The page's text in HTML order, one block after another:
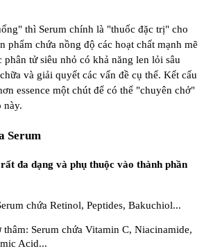
thì Serum chính là "thuốc đặc trị" cho
phẩm chứa nồng độ các hoạt chất mạnh mẽ
phân tử siêu nhỏ có khả năng len lỏi sâu
và giải quyết các vấn đề cụ thể. Kết cấu
essence một chút để có thể "chuyên chở"
này.
Serum
đa dạng và phụ thuộc vào thành phần
chứa Retinol, Peptides, Bakuchiol...
thâm: Serum chứa Vitamin C, Niacinamide,
Acid...